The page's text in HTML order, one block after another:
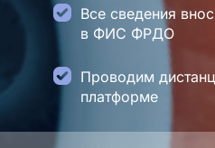
Все сведения
в ФИС ФРДО
Проводим
платформе